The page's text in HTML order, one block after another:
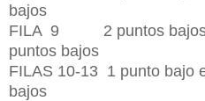
bajos
FILA 9 2 puntos bajos ,
puntos bajos
FILAS 10-13 1 punto bajo
bajos